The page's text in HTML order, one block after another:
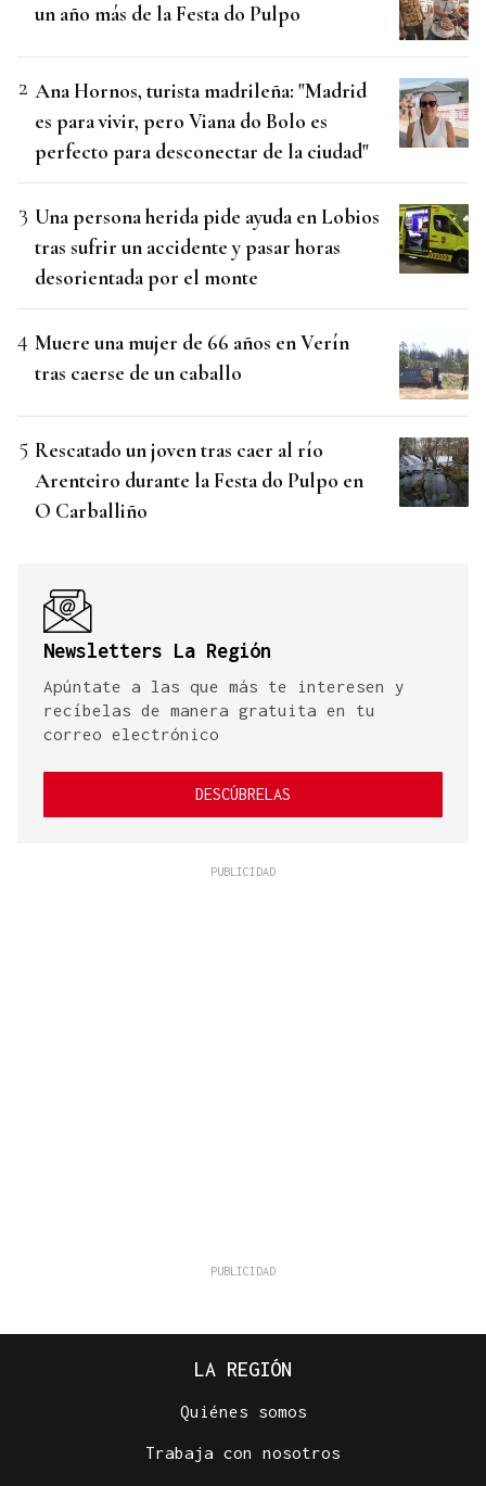
un año más de la Festa do Pulpo
Ana Hornos, turista madrileña: "Madrid
es para vivir, pero Viana do Bolo es
perfecto para desconectar de la ciudad"
Una persona herida pide ayuda en Lobios
tras sufrir un accidente y pasar horas
desorientada por el monte
Muere una mujer de 66 años en Verín
tras caerse de un caballo
Rescatado un joven tras caer al río
Arenteiro durante la Festa do Pulpo en
O Carballiño
Newsletters La Región
Apúntate a las que más te interesen y
recíbelas de manera gratuita en tu
correo electrónico
DESCÚBRELAS
LA REGIÓN
Quiénes somos
Trabaja con nosotros